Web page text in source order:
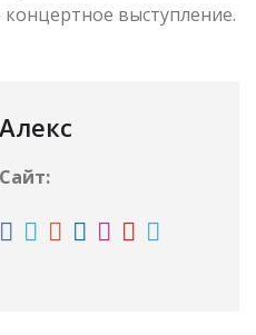
выступление.
Алекс
Сайт: